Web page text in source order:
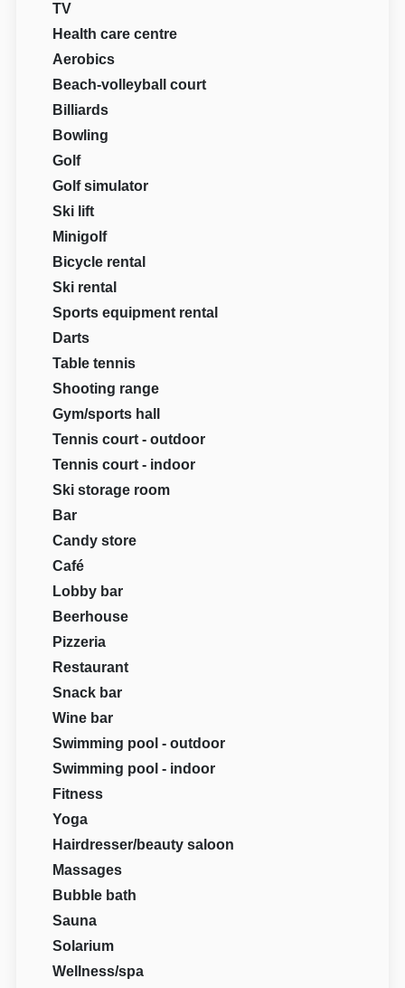
TV
Health care centre
Aerobics
Beach-volleyball court
Billiards
Bowling
Golf
Golf simulator
Ski lift
Minigolf
Bicycle rental
Ski rental
Sports equipment rental
Darts
Table tennis
Shooting range
Gym/sports hall
Tennis court - outdoor
Tennis court - indoor
Ski storage room
Bar
Candy store
Café
Lobby bar
Beerhouse
Pizzeria
Restaurant
Snack bar
Wine bar
Swimming pool - outdoor
Swimming pool - indoor
Fitness
Yoga
Hairdresser/beauty saloon
Massages
Bubble bath
Sauna
Solarium
Wellness/spa